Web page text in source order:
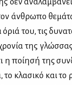
άν­θρω­πο
όριά του, τις
της
η ποί­η­σή της
το κλα­σι­κό και